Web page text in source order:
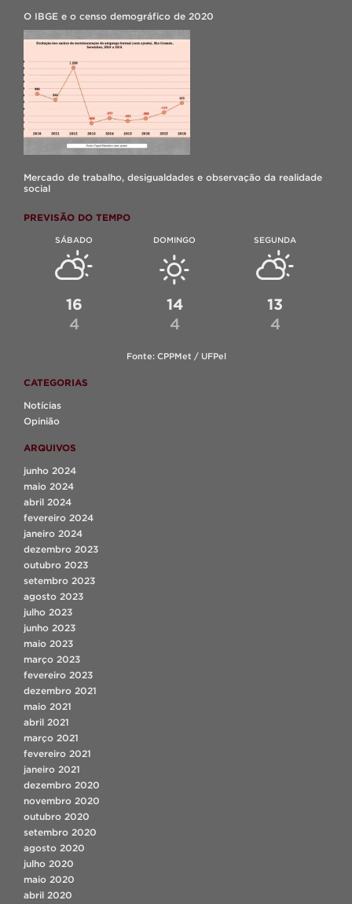
O IBGE e o censo demográfico de 2020
Mercado de trabalho, desigualdades e observação da realidade
social
PREVISÃO DO TEMPO
SÁBADO
16
4
DOMINGO
14
4
SEGUNDA
13
4
Fonte: CPPMet / UFPel
CATEGORIAS
Notícias
Opinião
ARQUIVOS
junho 2024
maio 2024
abril 2024
fevereiro 2024
janeiro 2024
dezembro 2023
outubro 2023
setembro 2023
agosto 2023
julho 2023
junho 2023
maio 2023
março 2023
fevereiro 2023
dezembro 2021
maio 2021
abril 2021
março 2021
fevereiro 2021
janeiro 2021
dezembro 2020
novembro 2020
outubro 2020
setembro 2020
agosto 2020
julho 2020
maio 2020
abril 2020